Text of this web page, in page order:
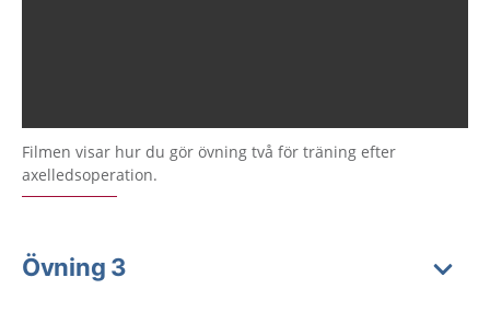
Filmen visar hur du gör övning två för träning efter
axelledsoperation.
Övning 3